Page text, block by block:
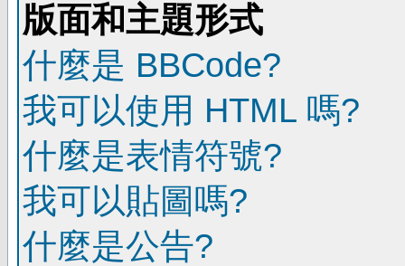
版面和主題形式
什麼是 BBCode?
我可以使用 HTML 嗎?
什麼是表情符號?
我可以貼圖嗎?
什麼是公告?